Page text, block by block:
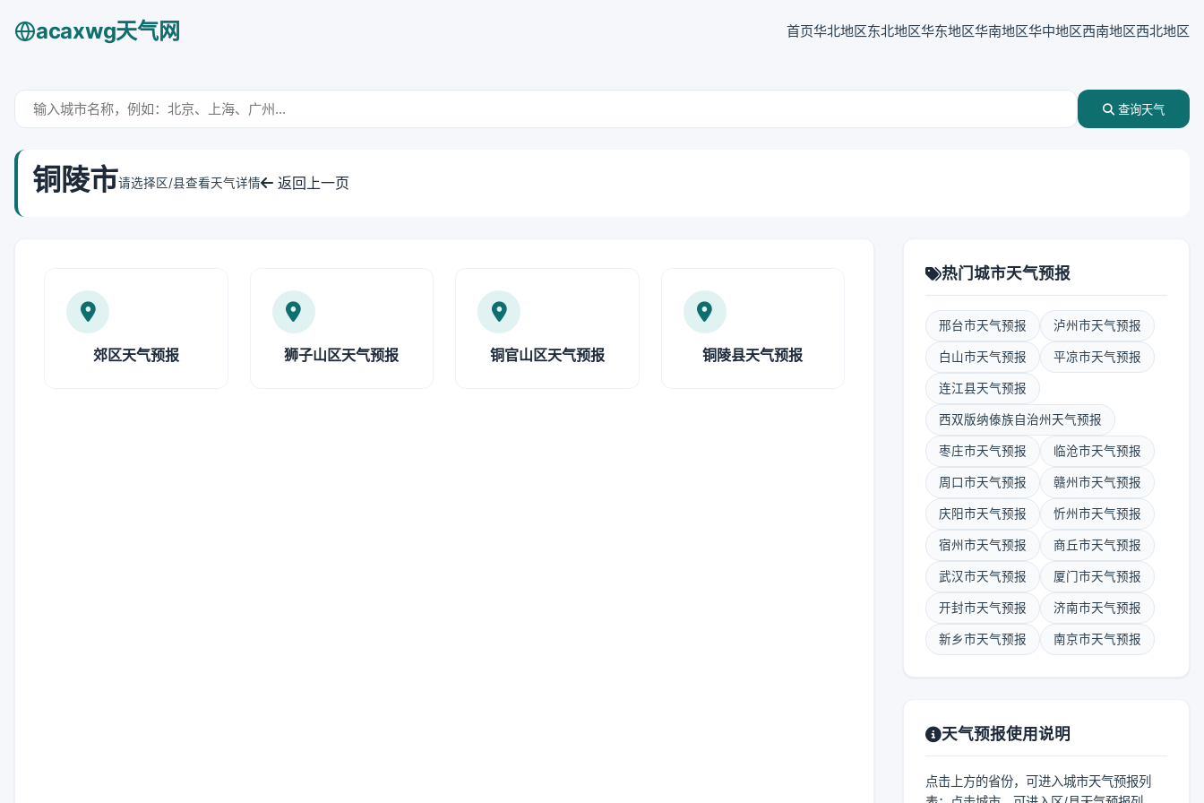
acaxwg天气网 首页华北地区东北地区华东地区华南地区华中地区西南地区西北地区
查询天气
铜陵市请选择区/县查看天气详情 返回上一页
郊区天气预报 狮子山区天气预报 铜官山区天气预报 铜陵县天气预报
热门城市天气预报
邢台市天气预报 泸州市天气预报
白山市天气预报 平凉市天气预报
连江县天气预报
西双版纳傣族自治州天气预报
枣庄市天气预报 临沧市天气预报
周口市天气预报 赣州市天气预报
庆阳市天气预报 忻州市天气预报
宿州市天气预报 商丘市天气预报
武汉市天气预报 厦门市天气预报
开封市天气预报 济南市天气预报
新乡市天气预报 南京市天气预报
天气预报使用说明
点击上方的省份，可进入城市天气预报列